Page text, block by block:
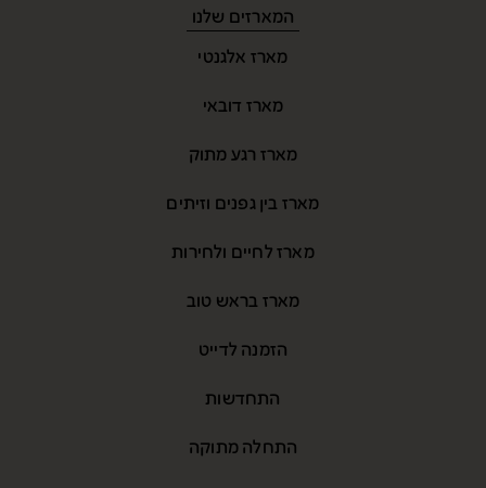
המארזים שלנו
מארז אלגנטי
מארז דובאי
מארז רגע מתוק
מארז בין גפנים וזיתים
מארז לחיים ולחירות
מארז בראש טוב
הזמנה לדייט
התחדשות
התחלה מתוקה